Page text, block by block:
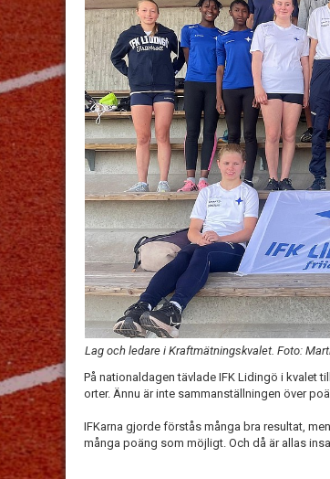
Lag och ledare i Kraftmätningskvalet. Foto:
På nationaldagen tävlade IFK Lidingö i kvalet
orter. Ännu är inte sammanställningen över
IFKarna gjorde förstås många bra resultat,
många poäng som möjligt. Och då är allas